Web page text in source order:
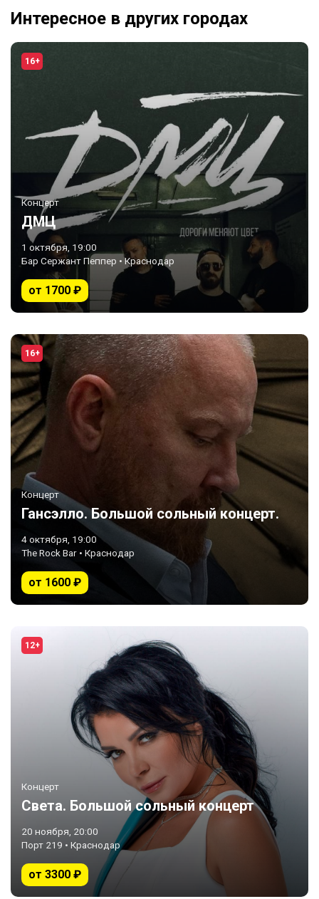
Интересное в других городах
16+
Концерт
ДМЦ
1 октября, 19:00
Бар Сержант Пеппер • Краснодар
от 1700 ₽
16+
Концерт
Гансэлло. Большой сольный концерт.
4 октября, 19:00
The Rock Bar • Краснодар
от 1600 ₽
12+
Концерт
Света. Большой сольный концерт
20 ноября, 20:00
Порт 219 • Краснодар
от 3300 ₽